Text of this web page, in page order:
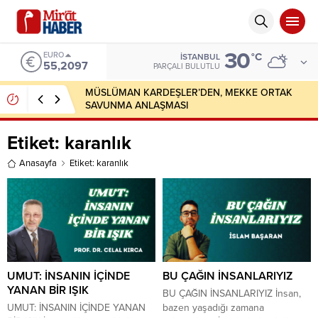
EURO
55,2097
İSTANBUL
PARÇALI BULUTLU 30°C
MÜSLÜMAN KARDEŞLER’DEN, MEKKE ORTAK
SAVUNMA ANLAŞMASI
Etiket: karanlık
Anasayfa Etiket: karanlık
UMUT: İNSANIN İÇİNDE
YANAN BİR IŞIK
UMUT: İNSANIN İÇİNDE YANAN
BU ÇAĞIN İNSANLARIYIZ
BU ÇAĞIN İNSANLARIYIZ İnsan,
bazen yaşadığı zamana